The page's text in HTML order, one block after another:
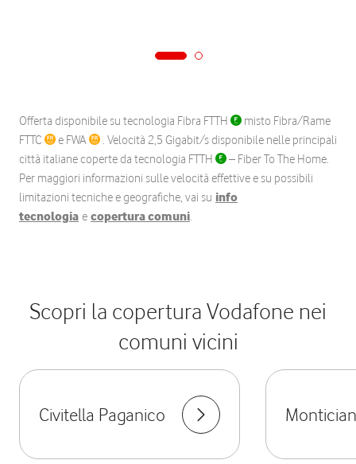
Offerta disponibile su tecnologia Fibra FTTH
misto Fibra/Rame
FTTC
e FWA
. Velocità 2,5 Gigabit/s disponibile nelle principali
città italiane coperte da tecnologia FTTH
– Fiber To The Home.
Per maggiori informazioni sulle velocità effettive e su possibili
limitazioni tecniche e geografiche, vai su info
tecnologia e copertura comuni.
Scopri la copertura Vodafone nei
comuni vicini
Civitella Paganico